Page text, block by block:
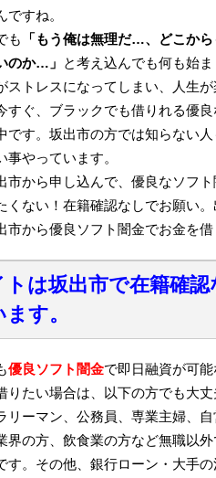
ですね。
も
「もう俺は無理だ…、どこか
のか…」 と考え込んでも何も始ま
ストレスになってしまい、人生
すぐ、ブラックでも借りれる優
です。坂出市の方では知らない
事やっています。
市から申し込んで、優良なソフ
くない！在籍確認なしでお願い
市から優良ソフト闇金でお金を借
トは坂出市で在籍確
す。
優良ソフト闇金で即日融資が可能
りたい場合は、以下の方でも大丈
リーマン、公務員、専業主婦、
界の方、飲食業の方など無職以
す。その他、銀行ローン・大手